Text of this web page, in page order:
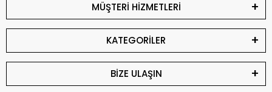
MÜŞTERİ HİZMETLERİ
KATEGORİLER
BİZE ULAŞIN